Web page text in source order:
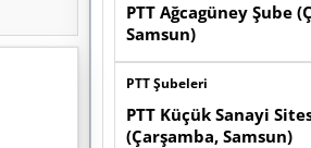
PTT Ağcagüney Şube
Samsun)
PTT Şubeleri
PTT Küçük Sanayi
(Çarşamba, Samsun)